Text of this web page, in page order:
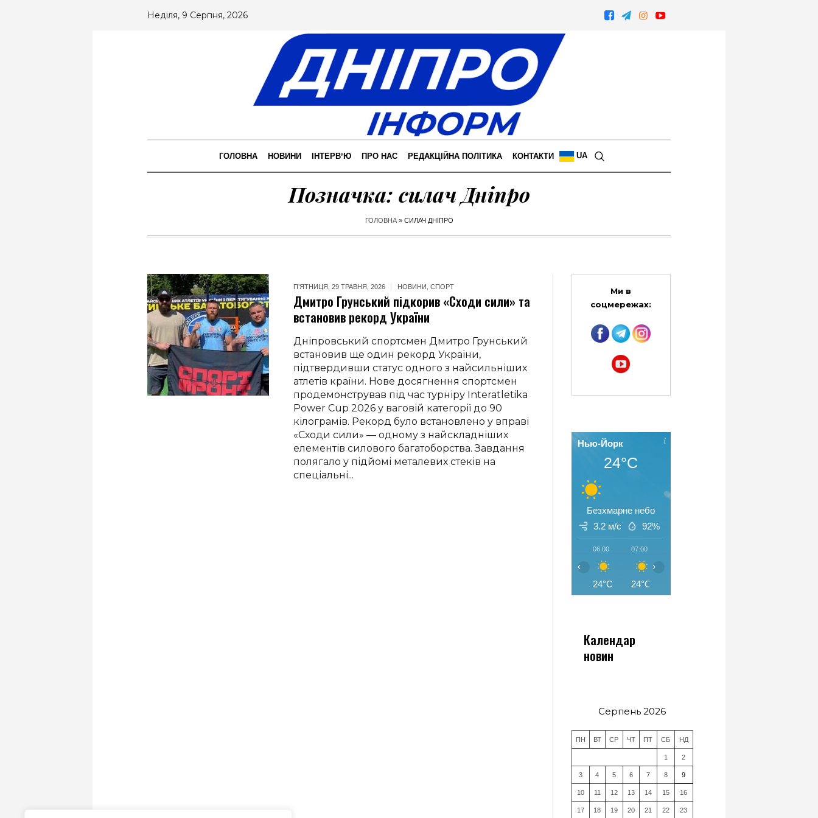
Неділя, 9 Серпня, 2026
ГОЛОВНА НОВИНИ ІНТЕРВʼЮ ПРО НАС РЕДАКЦІЙНА ПОЛІТИКА КОНТАКТИ UA
Позначка: силач Дніпро
ГОЛОВНА» СИЛАЧ ДНІПРО
П’ЯТНИЦЯ, 29 ТРАВНЯ, 2026 НОВИНИ СПОРТ
Дмитро Грунський підкорив «Сходи сили» та
встановив рекорд України
Дніпровський спортсмен Дмитро Грунський
встановив ще один рекорд України,
підтвердивши статус одного з найсильніших
атлетів країни. Нове досягнення спортсмен
продемонстрував під час турніру Interatletika
Power Cup 2026 у ваговій категорії до 90
кілограмів. Рекорд було встановлено у вправі
«Сходи сили» — одному з найскладніших
елементів силового багатоборства. Завдання
полягало у підйомі металевих стеків на
спеціальні...
Ми в
соцмережах:
Нью-Йорк
24°C
Безхмарне небо
3.2 м/с
92%
06:00
24°C
07:00
24°C
‹ ›
Календар
новин
Серпень 2026
ПН ВТ СР ЧТ ПТ СБ НД
1 2
3 4 5 6 7 8 9
10 11 12 13 14 15 16
17 18 19 20 21 22 23